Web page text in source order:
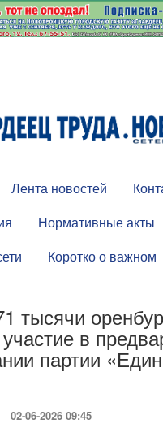
Лента новостей
Нормативные акты
Коротко о важном
тысячи
в
партии
02-06-2026 09:45